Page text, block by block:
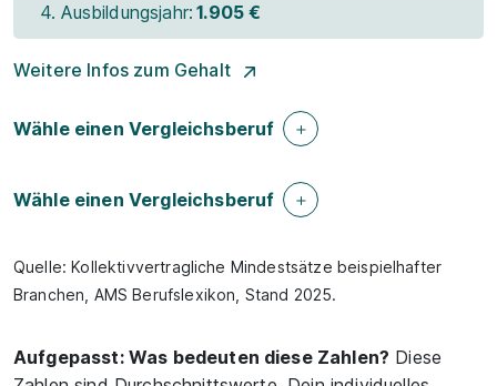
4. Ausbildungsjahr: 1.905 €
Weitere Infos zum Gehalt
Wähle einen Vergleichsberuf
Wähle einen Vergleichsberuf
Quelle: Kollektivvertragliche Mindestsätze beispielhafter
Branchen, AMS Berufslexikon, Stand 2025.
Aufgepasst: Was bedeuten diese Zahlen? Diese